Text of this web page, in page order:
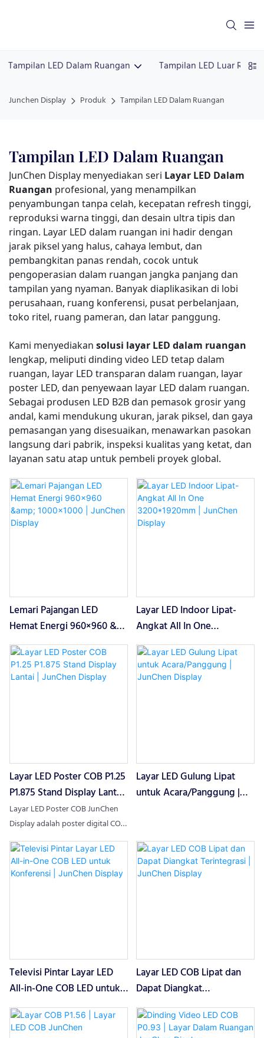
Tampilan LED Dalam Ruangan Tampilan LED Luar
Junchen Display Produk Tampilan LED Dalam Ruangan
Tampilan LED Dalam Ruangan
JunChen Display menyediakan seri Layar LED Dalam
Ruangan profesional, yang menampilkan
penyambungan tanpa celah, kecepatan refresh tinggi,
reproduksi warna tinggi, dan desain ultra tipis dan
ringan. Layar LED dalam ruangan ini hadir dengan
jarak piksel yang halus, cahaya lembut, dan
pembangkitan panas rendah, cocok untuk
pengoperasian dalam ruangan jangka panjang dan
tampilan yang nyaman. Banyak diaplikasikan di lobi
perusahaan, ruang konferensi, pusat perbelanjaan,
toko ritel, ruang pameran, dan latar panggung.
Kami menyediakan solusi layar LED dalam ruangan
lengkap, meliputi dinding video LED tetap dalam
ruangan, layar LED transparan dalam ruangan, layar
poster LED, dan penyewaan layar LED dalam ruangan.
Sebagai produsen LED B2B dan pemasok grosir yang
andal, kami mendukung ukuran, jarak piksel, dan gaya
pemasangan yang disesuaikan, menawarkan pasokan
langsung dari pabrik, inspeksi kualitas yang ketat, dan
layanan satu atap untuk pembeli proyek global.
Lemari Pajangan LED
Hemat Energi 960×960 &
1000×1000 | JunChen
Display
Layar LED Indoor Lipat-
Angkat All In One
3200*1920mm | JunChen
Display
Layar LED Poster COB P1.25
P1.875 Stand Display Lantai
| JunChen Display
Layar LED Poster COB JunChen
Display adalah poster digital COB
yang dipasang vertikal di lantai,
dirancang khusus untuk iklan
bergerak di dalam ruangan. Layar
ini mengintegrasikan teknologi
instalasi yang rumit. Layar LED
Poster COB menghadirkan visual
ultra-HD bebas kedip,
jarak jauh secara real-time, yang
secara signifikan meningkatkan
Layar LED Gulung Lipat
untuk Acara/Panggung |
Televisi Pintar Layar LED
All-in-One COB LED untuk
Konferensi | JunChen
Display
Layar LED COB Lipat dan
Dapat Diangkat
Terintegrasi | JunChen
Display